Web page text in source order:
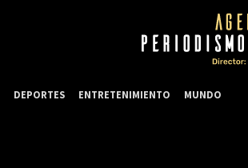
DEPORTES ENTRETENIMIENTO MUNDO